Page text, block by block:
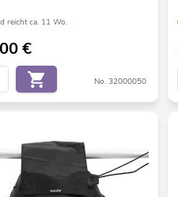
reicht ca. 11 Wo.
€
No. 32000050